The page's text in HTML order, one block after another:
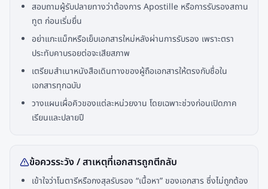
สอบถามผู้รับปลายทางว่าต้องการ Apostille หรือการรับรองสถาน
ทูต ก่อนเริ่มยื่น
อย่าแกะแม็กหรือเย็บเอกสารใหม่หลังผ่านการรับรอง เพราะตรา
ประทับคาบรอยต่อจะเสียสภาพ
เตรียมสำเนาหนังสือเดินทางของผู้ถือเอกสารให้ตรงกับชื่อใน
เอกสารทุกฉบับ
วางแผนเผื่อคิวของแต่ละหน่วยงาน โดยเฉพาะช่วงก่อนเปิดภาค
เรียนและปลายปี
ข้อควรระวัง / สาเหตุที่เอกสารถูกตีกลับ
เข้าใจว่าโนตารีหรือกงสุลรับรอง “เนื้อหา” ของเอกสาร ซึ่งไม่ถูกต้อง